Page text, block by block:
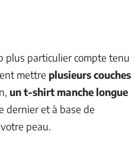
plus particulier compte tenu
mettre plusieurs couches
un t-shirt manche longue
dernier et à base de
peau.